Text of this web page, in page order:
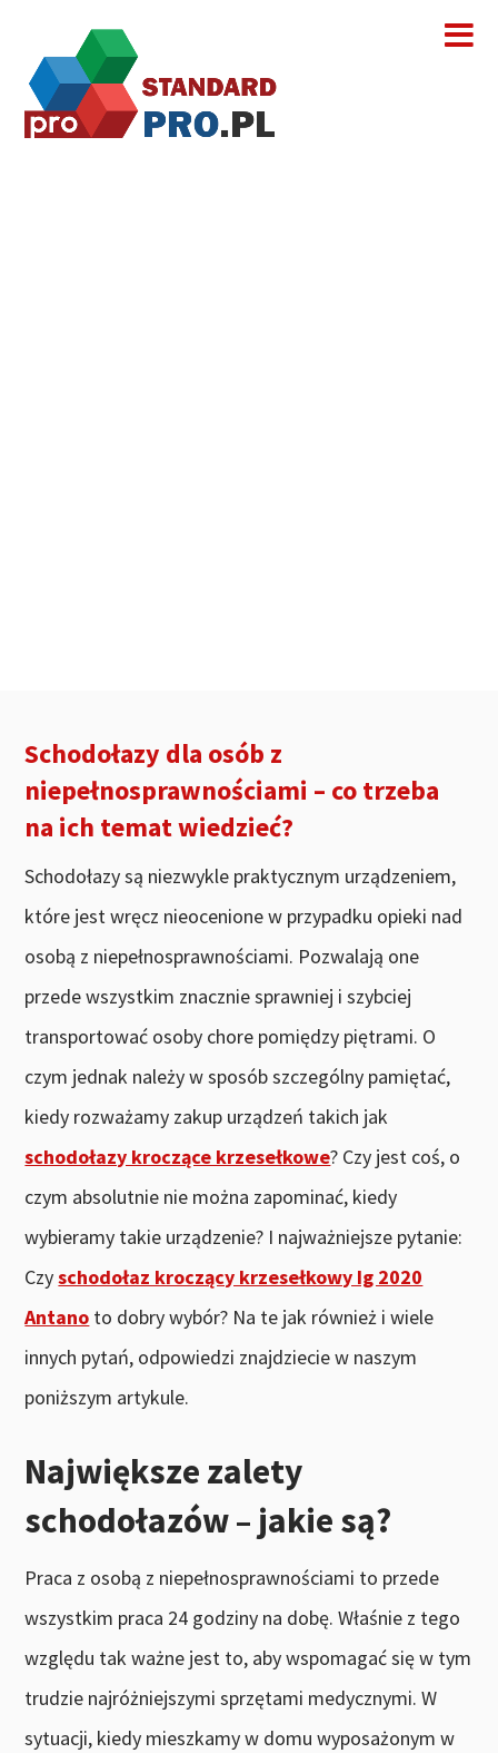
Schodołazy dla osób z
niepełnosprawnościami – co trzeba
na ich temat wiedzieć?
Schodołazy są niezwykle praktycznym urządzeniem,
które jest wręcz nieocenione w przypadku opieki nad
osobą z niepełnosprawnościami. Pozwalają one
przede wszystkim znacznie sprawniej i szybciej
transportować osoby chore pomiędzy piętrami. O
czym jednak należy w sposób szczególny pamiętać,
kiedy rozważamy zakup urządzeń takich jak
schodołazy kroczące krzesełkowe? Czy jest coś, o
czym absolutnie nie można zapominać, kiedy
wybieramy takie urządzenie? I najważniejsze pytanie:
Czyschodołaz kroczący krzesełkowy Ig 2020
Antano to dobry wybór? Na te jak również i wiele
innych pytań, odpowiedzi znajdziecie w naszym
poniższym artykule.
Największe zalety
schodołazów – jakie są?
Praca z osobą z niepełnosprawnościami to przede
wszystkim praca 24 godziny na dobę. Właśnie z tego
względu tak ważne jest to, aby wspomagać się w tym
trudzie najróżniejszymi sprzętami medycznymi. W
sytuacji, kiedy mieszkamy w domu wyposażonym w